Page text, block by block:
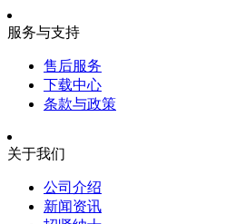
服务与支持
售后服务
下载中心
条款与政策
关于我们
公司介绍
新闻资讯